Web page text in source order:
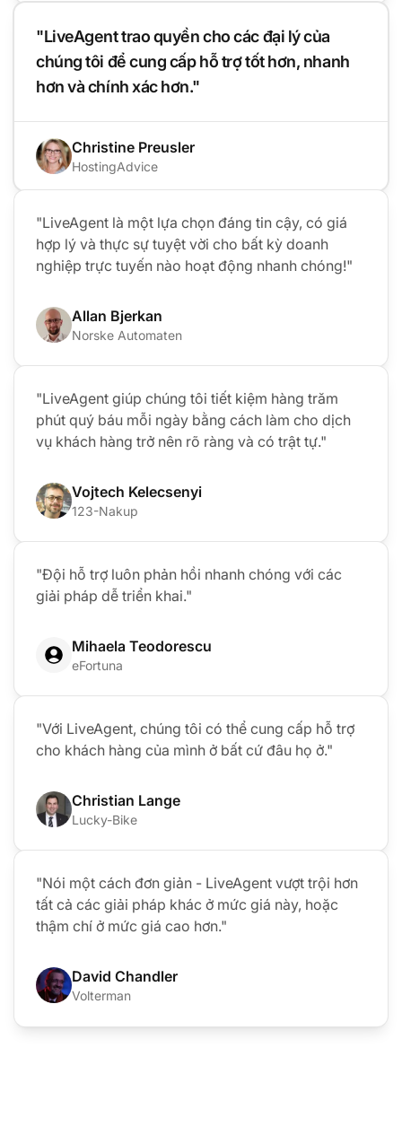
"LiveAgent trao quyền cho các đại lý của
chúng tôi để cung cấp hỗ trợ tốt hơn, nhanh
hơn và chính xác hơn."
Christine Preusler
HostingAdvice
"LiveAgent là một lựa chọn đáng tin cậy, có giá
hợp lý và thực sự tuyệt vời cho bất kỳ doanh
nghiệp trực tuyến nào hoạt động nhanh chóng!"
Allan Bjerkan
Norske Automaten
"LiveAgent giúp chúng tôi tiết kiệm hàng trăm
phút quý báu mỗi ngày bằng cách làm cho dịch
vụ khách hàng trở nên rõ ràng và có trật tự."
Vojtech Kelecsenyi
123-Nakup
"Đội hỗ trợ luôn phản hồi nhanh chóng với các
giải pháp dễ triển khai."
Mihaela Teodorescu
eFortuna
"Với LiveAgent, chúng tôi có thể cung cấp hỗ trợ
cho khách hàng của mình ở bất cứ đâu họ ở."
Christian Lange
Lucky-Bike
"Nói một cách đơn giản - LiveAgent vượt trội hơn
tất cả các giải pháp khác ở mức giá này, hoặc
thậm chí ở mức giá cao hơn."
David Chandler
Volterman